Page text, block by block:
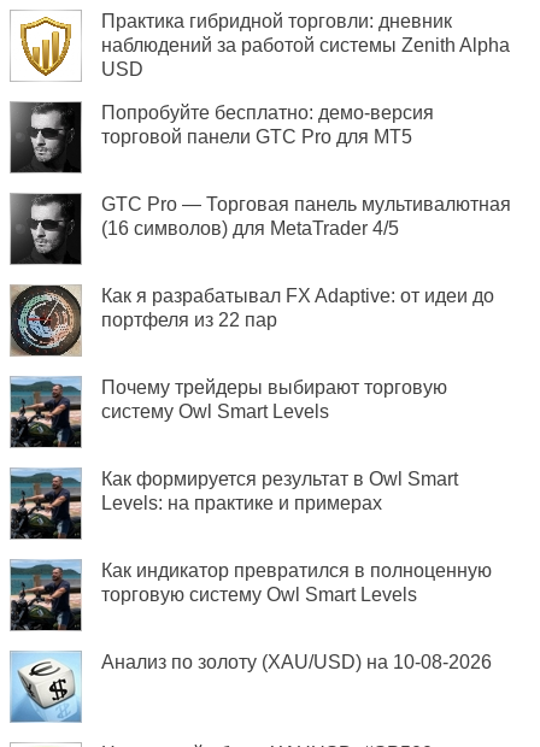
Практика гибридной торговли: дневник
наблюдений за работой системы Zenith Alpha
USD
Попробуйте бесплатно: демо-версия
торговой панели GTC Pro для MT5
GTC Pro — Торговая панель мультивалютная
(16 символов) для MetaTrader 4/5
Как я разрабатывал FX Adaptive: от идеи до
портфеля из 22 пар
Почему трейдеры выбирают торговую
систему Owl Smart Levels
Как формируется результат в Owl Smart
Levels: на практике и примерах
Как индикатор превратился в полноценную
торговую систему Owl Smart Levels
Анализ по золоту (XAU/USD) на 10-08-2026